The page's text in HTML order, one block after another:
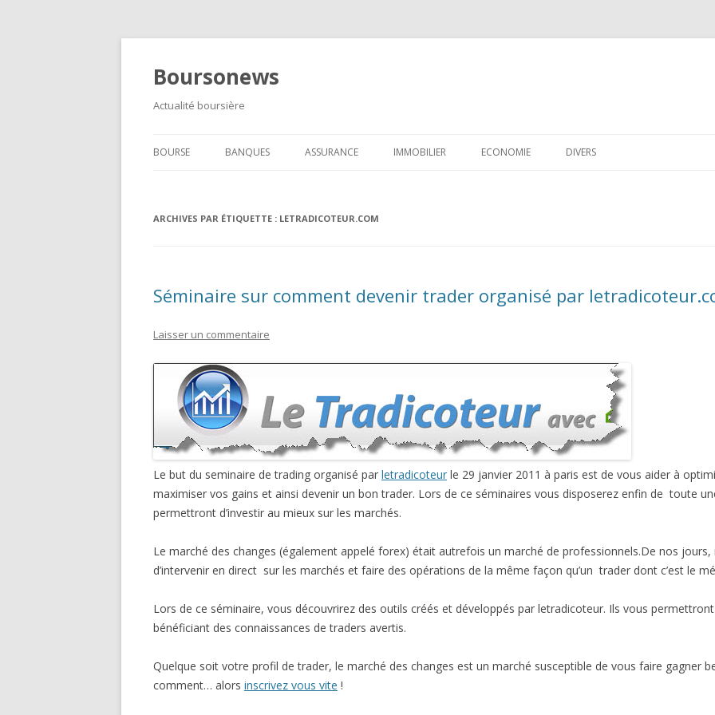
Boursonews
Actualité boursière
BOURSE
MÉTAUX PRÉCIEUX
BANQUES ASSURANCE IMMOBILIER ECONOMIE DIVERS
ARCHIVES PAR ÉTIQUETTE : LETRADICOTEUR.COM
Séminaire sur comment devenir trader organisé par
Laisser un commentaire
Le but du seminaire de trading organisé par letradicoteur le 29 janvier 2011 à paris est de vous aider à
maximiser vos gains et ainsi devenir un bon trader. Lors de ce séminaires vous disposerez enfin de toute
permettront d’investir au mieux sur les marchés.
Le marché des changes (également appelé forex) était autrefois un marché de professionnels.De nos
d’intervenir en direct sur les marchés et faire des opérations de la même façon qu’un trader dont c’est le
Lors de ce séminaire, vous découvrirez des outils créés et développés par letradicoteur. Ils vous
bénéficiant des connaissances de traders avertis.
Quelque soit votre profil de trader, le marché des changes est un marché susceptible de vous faire gagner
comment… alors inscrivez vous vite !